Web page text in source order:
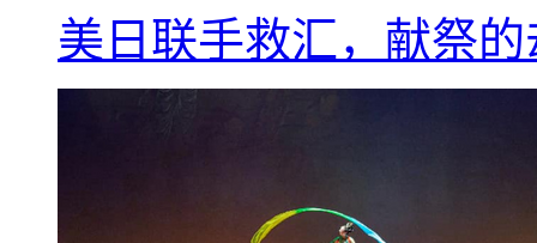
美日联手救汇，献祭